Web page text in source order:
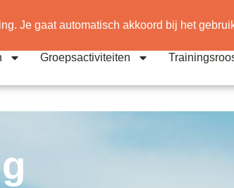
Je gaat automatisch akkoord bij het
Groepsactiviteiten